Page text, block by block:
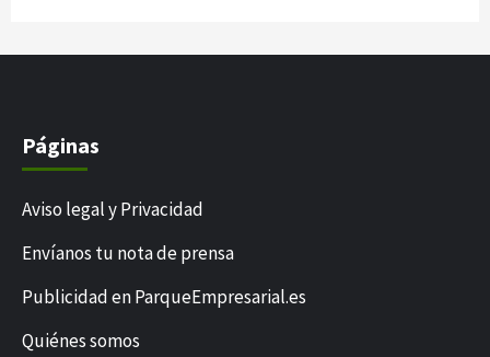
Páginas
Aviso legal y Privacidad
Envíanos tu nota de prensa
Publicidad en ParqueEmpresarial.es
Quiénes somos